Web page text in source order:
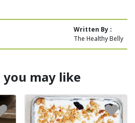
Written By :
The Healthy Belly
you may like